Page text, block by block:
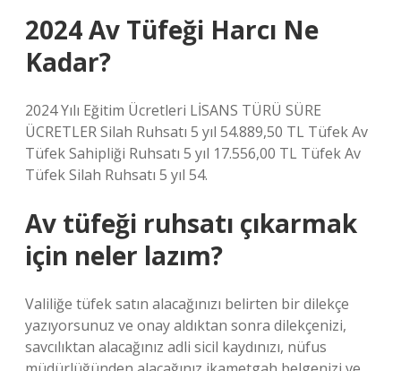
2024 Av Tüfeği Harcı Ne
Kadar?
2024 Yılı Eğitim Ücretleri LİSANS TÜRÜ SÜRE
ÜCRETLER Silah Ruhsatı 5 yıl 54.889,50 TL Tüfek Av
Tüfek Sahipliği Ruhsatı 5 yıl 17.556,00 TL Tüfek Av
Tüfek Silah Ruhsatı 5 yıl 54.
Av tüfeği ruhsatı çıkarmak
için neler lazım?
Valiliğe tüfek satın alacağınızı belirten bir dilekçe
yazıyorsunuz ve onay aldıktan sonra dilekçenizi,
savcılıktan alacağınız adli sicil kaydınızı, nüfus